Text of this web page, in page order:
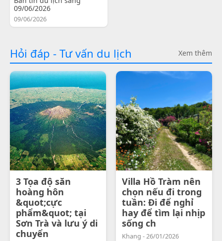
09/06/2026
09/06/2026
Hỏi đáp - Tư vấn du lịch Xem thêm
3 Tọa độ săn
hoàng hôn
&quot;cực
phẩm&quot; tại
Sơn Trà và lưu ý di
chuyển
Villa Hồ Tràm nên
chọn nếu đi trong
tuần: Đi để nghỉ
hay để tìm lại nhịp
sống ch
Khang - 26/01/2026